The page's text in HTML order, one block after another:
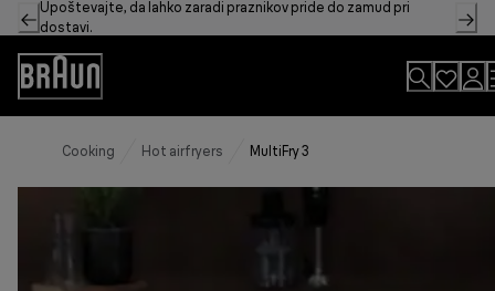
Skip
to
Content
Upoštevajte, da lahko zaradi praznikov pride do zamud pri
dostavi.
Accessibility
Statement
Cooking Hot airfryers MultiFry 3